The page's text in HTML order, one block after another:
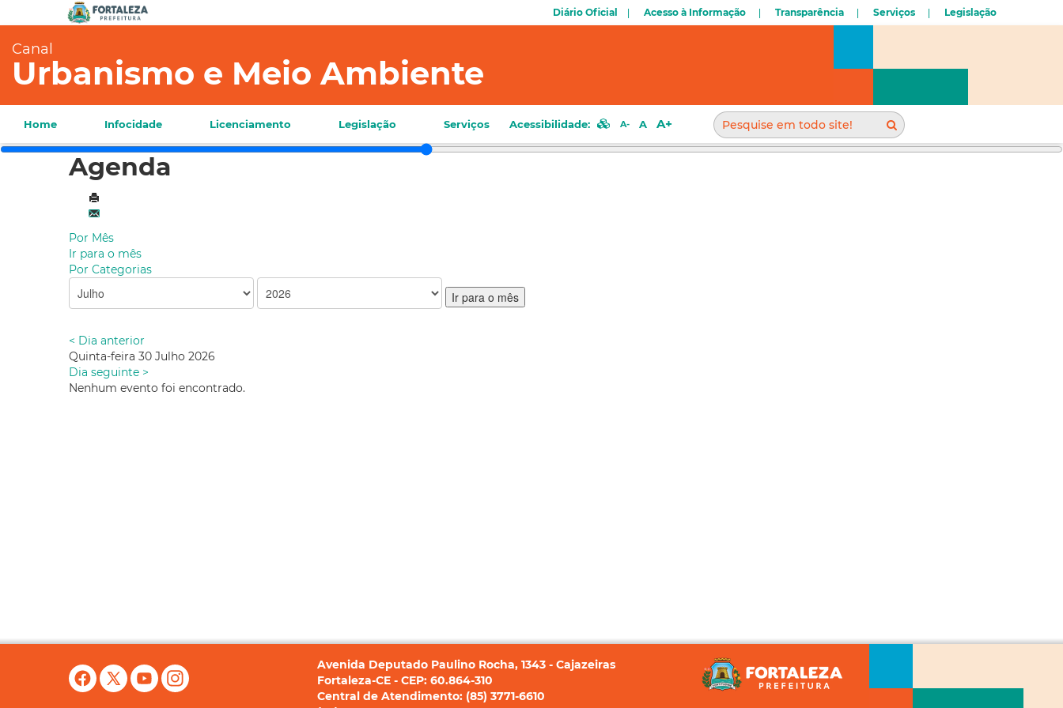
Diário Oficial Acesso à Informação Transparência Serviços Legislação
Canal
Urbanismo e Meio Ambiente
Home Infocidade Licenciamento Legislação Serviços Acessibilidade: A- A A+
Agenda
Por Mês
Ir para o mês
Por Categorias
Ir para o mês
< Dia anterior
Quinta-feira 30 Julho 2026
Dia seguinte >
Nenhum evento foi encontrado.
Avenida Deputado Paulino Rocha, 1343 - Cajazeiras
Fortaleza-CE - CEP: 60.864-310
Central de Atendimento: (85) 3771-6610